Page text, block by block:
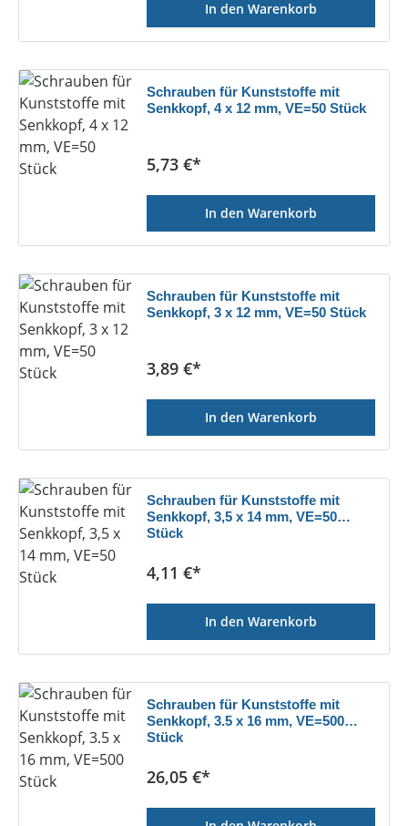
In den Warenkorb
Schrauben für Kunststoffe mit
Senkkopf, 4 x 12 mm, VE=50 Stück
Regulärer Preis:
5,73 €*
In den Warenkorb
Schrauben für Kunststoffe mit
Senkkopf, 3 x 12 mm, VE=50 Stück
Regulärer Preis:
3,89 €*
In den Warenkorb
Schrauben für Kunststoffe mit
Senkkopf, 3,5 x 14 mm, VE=50
Stück
Regulärer Preis:
4,11 €*
In den Warenkorb
Schrauben für Kunststoffe mit
Senkkopf, 3.5 x 16 mm, VE=500
Stück
Regulärer Preis:
26,05 €*